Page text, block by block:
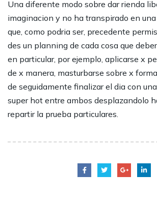
Una diferente modo sobre dar rienda
imaginacion y no ha transpirado en
que, como podria ser, precedente
des un planning de cada cosa que
en particular, por ejemplo, aplicarse x
de x manera, masturbarse sobre x
de seguidamente finalizar el dia con
super hot entre ambos desplazandolo
repartir la prueba particulares.